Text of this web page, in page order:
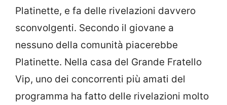
Platinette, e fa delle rivelazioni davvero
sconvolgenti. Secondo il giovane a
nessuno della comunità piacerebbe
Platinette. Nella casa del Grande Fratello
Vip, uno dei concorrenti più amati del
programma ha fatto delle rivelazioni molto